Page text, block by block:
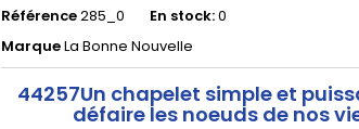
Référence285_0 En stock:0
MarqueLa Bonne Nouvelle
44257Un chapelet simple et
défaire les noeuds de nos